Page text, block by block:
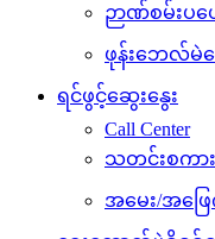
ဉာဏ်စမ်းပ
ဖုန်းဘေလ်မဲဖ
ရင်ဖွင့်ဆွေးနွေး
Call Center
သတင်းစကား
အမေး/အဖြ